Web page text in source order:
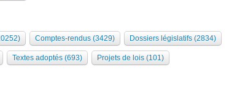
Comptes-rendus (3429) Dossiers législatifs (2834)
Textes adoptés (693) Projets de lois (101)